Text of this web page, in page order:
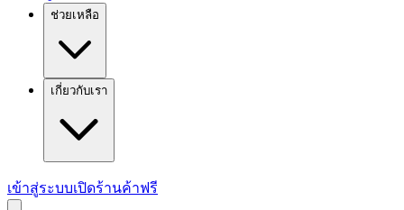
ช่วยเหลือ
เกี่ยวกับเรา
เข้าสู่ระบบเปิดร้านค้าฟรี